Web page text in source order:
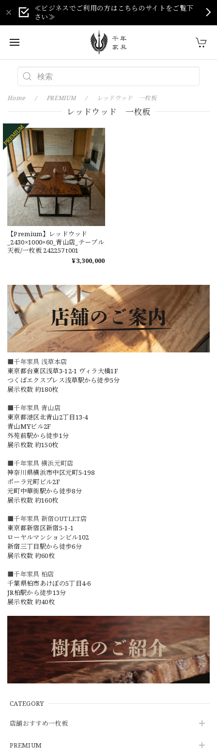
≪ビジネスでご利用の方はこちらのサイトをご覧下
さい≫
■千年家具 浅草本店
東京都台東区浅草3-12-1 ヴィラ大橋1F
つくばエクスプレス浅草駅から徒歩5分
展示枚数 約180枚
■千年家具 青山店
東京都港区北青山2丁目13-4
青山MYビル2F
外苑前駅から徒歩1分
展示枚数 約150枚
■千年家具 横浜元町店
神奈川県横浜市中区元町5-198
ポーラ元町ビル2F
元町中華街駅から徒歩8分
展示枚数 約160枚
■千年家具 新宿OUTLET店
東京都新宿区新宿5-1-1
ローヤルマンションビル102
新宿三丁目駅から徒歩6分
展示枚数 約60枚
■千年家具 柏店
千葉県柏市あけぼの5丁目4-6
JR柏駅から徒歩13分
展示枚数 約40枚
CATEGORY
店舗おすすめ一枚板
PREMIUM
Home PREMIUM レッドウッド 一枚板
レッドウッド 一枚板
【Premium】レッドウッド
_2430×1000×60_青山店_テーブル
天板/一枚板 242257 t001
¥3,300,000